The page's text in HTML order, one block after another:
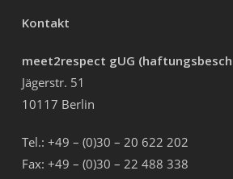
Kontakt
meet2respect gUG
Jägerstr. 51
10117 Berlin
Tel.: +49 – (0)30 – 20 622 202
Fax: +49 – (0)30 – 22 488 338